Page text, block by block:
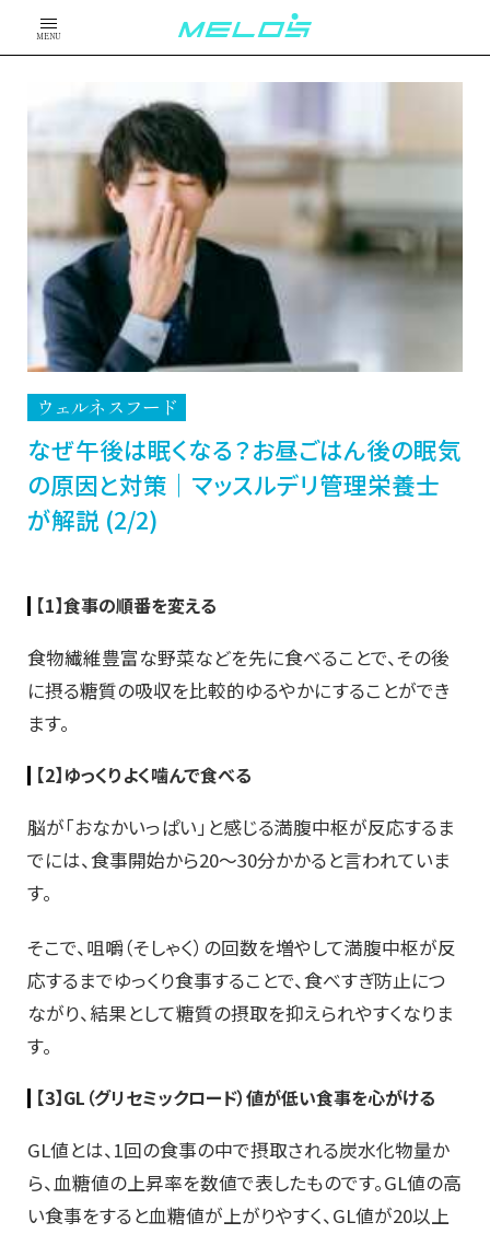
MENU
ウェルネスフード
なぜ午後は眠くなる？お昼ごはん後の眠気
の原因と対策｜マッスルデリ管理栄養士
が解説 (2/2)
【1】食事の順番を変える
食物繊維豊富な野菜などを先に食べることで、その後
に摂る糖質の吸収を比較的ゆるやかにすることができ
ます。
【2】ゆっくりよく噛んで食べる
脳が「おなかいっぱい」と感じる満腹中枢が反応するま
でには、食事開始から20～30分かかると言われていま
す。
そこで、咀嚼（そしゃく） の回数を増やして満腹中枢が反
応するまでゆっくり食事することで、食べすぎ防止につ
ながり、結果として糖質の摂取を抑えられやすくなりま
す。
【3】GL （グリセミックロード）値が低い食事を心がける
GL値とは、1回の食事の中で摂取される炭水化物量か
ら、血糖値の上昇率を数値で表したものです。GL値の高
い食事をすると血糖値が上がりやすく、GL値が20以上